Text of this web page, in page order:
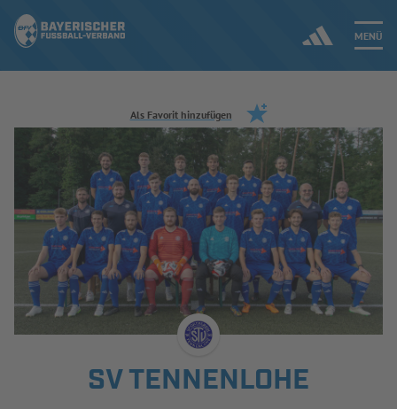
MENÜ
Jetzt einloggen
ERGEBNISSE & WETTBEWERBE
NEUIGKEITEN
SPIELBETRIEB & VERBANDSLEBEN
AUSBILDUNG & FÖRDERUNG
Als Favorit hinzufügen
SV TENNENLOHE